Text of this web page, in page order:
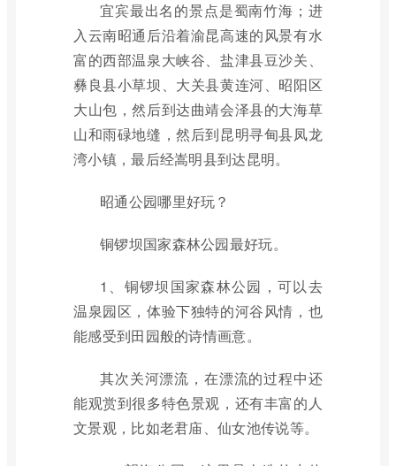
宜宾最出名的景点是蜀南竹海；进
入云南昭通后沿着渝昆高速的风景有水
富的西部温泉大峡谷、盐津县豆沙关、
彝良县小草坝、大关县黄连河、昭阳区
大山包，然后到达曲靖会泽县的大海草
山和雨碌地缝，然后到昆明寻甸县凤龙
湾小镇，最后经嵩明县到达昆明。
昭通公园哪里好玩？
铜锣坝国家森林公园最好玩。
1、铜锣坝国家森林公园，可以去
温泉园区，体验下独特的河谷风情，也
能感受到田园般的诗情画意。
其次关河漂流，在漂流的过程中还
能观赏到很多特色景观，还有丰富的人
文景观，比如老君庙、仙女池传说等。